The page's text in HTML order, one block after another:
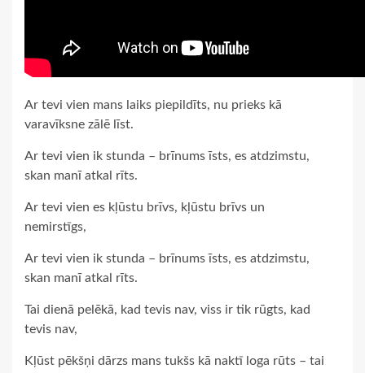
Ar tevi vien mans laiks piepildīts, nu prieks kā
varavīksne zālē līst.
Ar tevi vien ik stunda – brīnums īsts, es atdzimstu,
skan manī atkal rīts.
Ar tevi vien es kļūstu brīvs, kļūstu brīvs un
nemirstīgs,
Ar tevi vien ik stunda – brīnums īsts, es atdzimstu,
skan manī atkal rīts.
Tai dienā pelēkā, kad tevis nav, viss ir tik rūgts, kad
tevis nav,
Kļūst pēkšņi dārzs mans tukšs kā naktī loga rūts – tai